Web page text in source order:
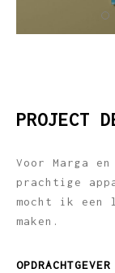
PROJECT
Voor Marga
prachtige
mocht ik
maken.
OPDRACHTGEVER